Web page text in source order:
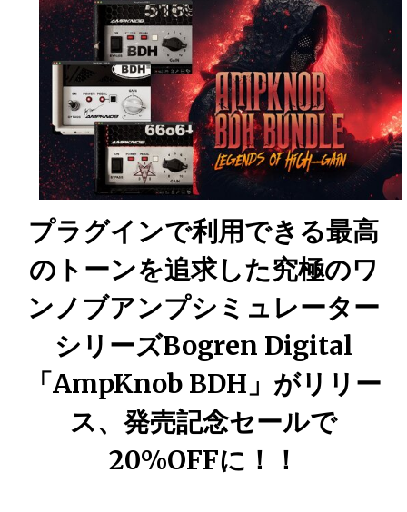
プラグインで利用できる最高
のトーンを追求した究極のワ
ンノブアンプシミュレーター
シリーズBogren Digital
「AmpKnob BDH」がリリー
ス、発売記念セールで
20%OFFに！！